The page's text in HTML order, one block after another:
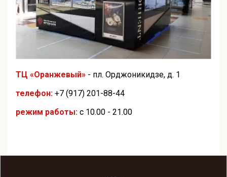
ТЦ «Оранжевый» - пл. Орджоникидзе, д. 1
телефон: +7 (917) 201-88-44
режим работы: с 10.00 - 21.00